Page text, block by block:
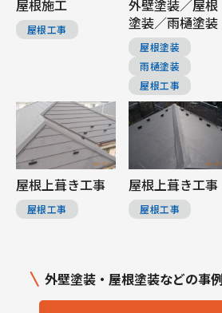
屋根施工
屋根工事
外壁塗装／屋根
塗装／雨樋塗装
屋根塗装
雨樋塗装
屋根工事
屋根上葺き工事
屋根工事
屋根上葺き工事
屋根工事
外壁塗装・屋根塗装などの事